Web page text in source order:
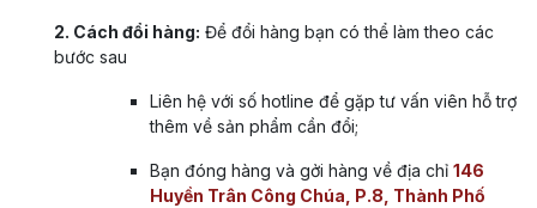
2. Cách đổi hàng: Để đổi hàng bạn có thể làm theo các
bước sau
Liên hệ với số hotline để gặp tư vấn viên hỗ trợ
thêm về sản phẩm cần đổi;
Bạn đóng hàng và gởi hàng về địa chỉ 146
Huyền Trân Công Chúa, P.8, Thành Phố